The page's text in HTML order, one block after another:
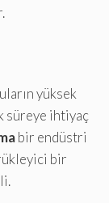
yüksek
süreye ihtiyaç
bir endüstri
bir